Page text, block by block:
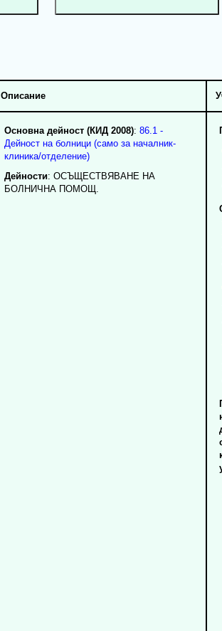
Описание
Основна дейност (КИД 2008): 86.1 -
Дейност на болници (само за началник-
клиника/отделение)
Дейности: ОСЪЩЕСТВЯВАНЕ НА
БОЛНИЧНА ПОМОЩ.